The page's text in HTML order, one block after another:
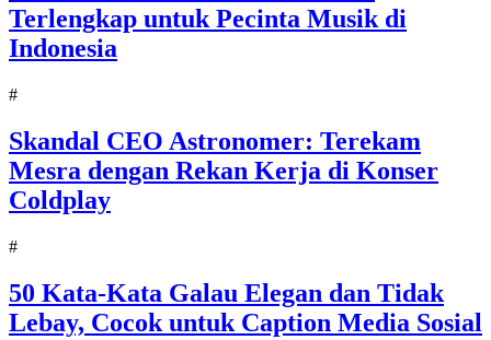
Terlengkap untuk Pecinta Musik di
Indonesia
#
Skandal CEO Astronomer: Terekam
Mesra dengan Rekan Kerja di Konser
Coldplay
#
50 Kata-Kata Galau Elegan dan Tidak
Lebay, Cocok untuk Caption Media Sosial